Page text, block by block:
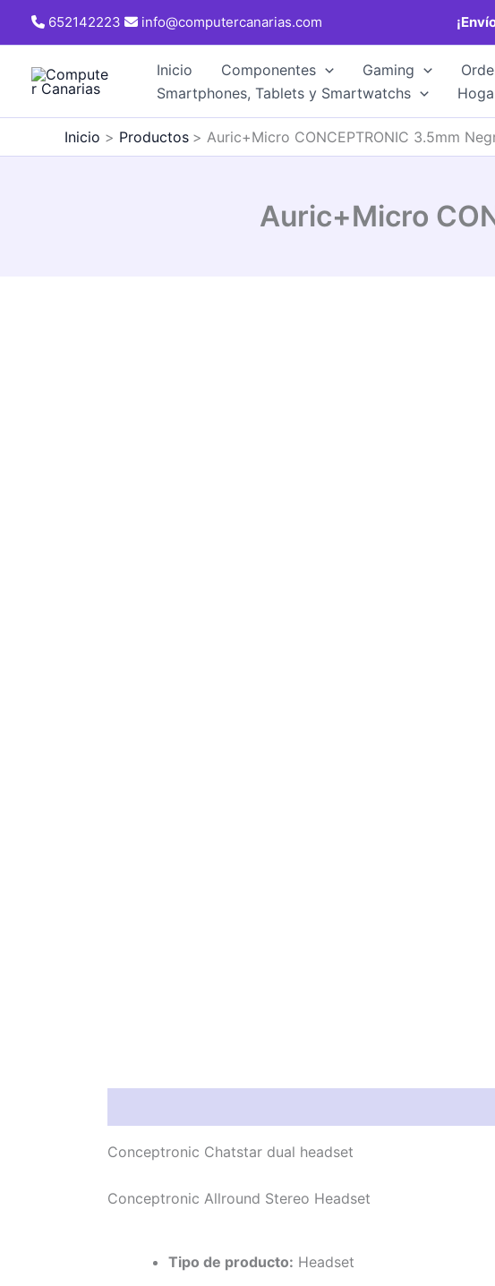
652142223 info@computercanarias.com
Inicio Componentes Gaming
Smartphones, Tablets y Smartwatchs
Inicio Productos Auric+Micro CONCEPTRONIC 3.5mm
Auric+Micro
Conceptronic Chatstar dual headset
Conceptronic Allround Stereo Headset
Tipo de producto: Headset